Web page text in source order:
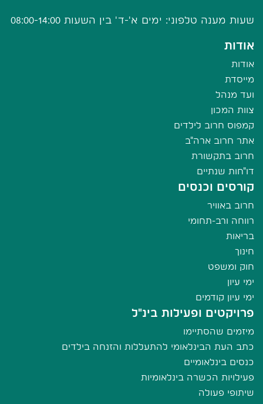
שעות מענה טלפוני: ימים א'-ד' בין השעות 08:00-14:00
אודות
אודות
מייסדת
ועד מנהל
צוות המכון
קמפוס חרוב לילדים
אתר חרוב ארה"ב
חרוב בתקשורת
דו"חות שנתיים
קורסים וכנסים
חרוב באוויר
רווחה ורב-תחומי
בריאות
חינוך
חוק ומשפט
ימי עיון
ימי עיון קודמים
פרויקטים ופעילות בינ"ל
מיזמים שהסתיימו
כתב העת הבינלאומי להתעללות והזנחה בילדים
כנסים בינלאומיים
פעילויות הכשרה בינלאומיות
שיתופי פעולה